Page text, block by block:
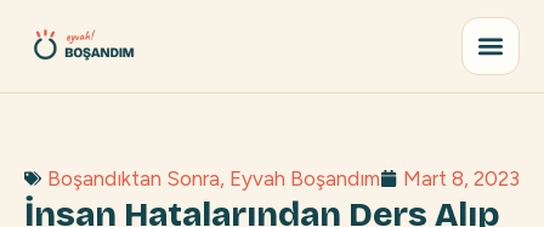
Boşandıktan Sonra, Eyvah Boşandım Mart 8, 2023
İnsan Hatalarından Ders Alıp